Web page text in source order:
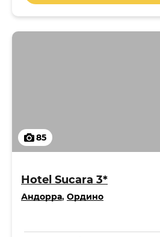
85
Hotel Sucara 3*
Андорра, Ордино